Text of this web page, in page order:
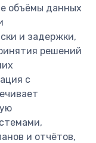
объёмы данных
и задержки,
решений
с
и отчётов,